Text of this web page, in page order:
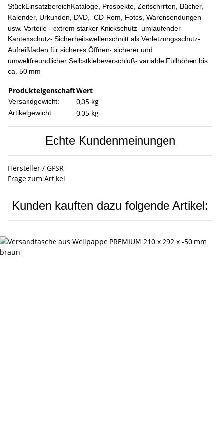
StückEinsatzbereichKataloge, Prospekte, Zeitschriften, Bücher,
Kalender, Urkunden, DVD, CD-Rom, Fotos, Warensendungen
usw. Vorteile - extrem starker Knickschutz- umlaufender
Kantenschutz- Sicherheitswellenschnitt als Verletzungsschutz-
Aufreißfaden für sicheres Öffnen- sicherer und
umweltfreundlicher Selbstklebeverschluß- variable Füllhöhen bis
ca. 50 mm
ProdukteigenschaftWert
Versandgewicht: 0,05 kg
Artikelgewicht: 0,05 kg
Echte Kundenmeinungen
Hersteller / GPSR
Frage zum Artikel
Kunden kauften dazu folgende Artikel: